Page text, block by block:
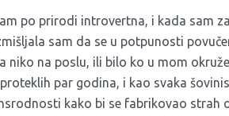
po prirodi introvertna, i kada sam
sam da se u potpunosti
niko na poslu, ili bilo ko u mom
par godina, i kao svaka
kako bi se fabrikovao strah